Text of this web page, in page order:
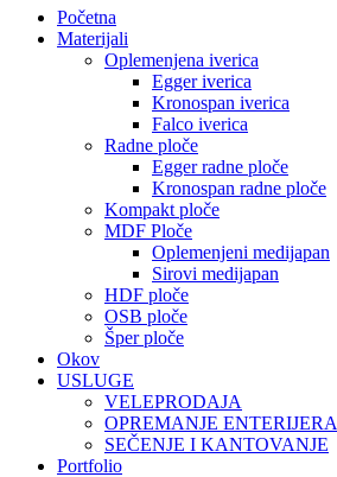
Početna
Materijali
Oplemenjena iverica
Egger iverica
Kronospan iverica
Falco iverica
Radne ploče
Egger radne ploče
Kronospan radne ploče
Kompakt ploče
MDF Ploče
Oplemenjeni medijapan
Sirovi medijapan
HDF ploče
OSB ploče
Šper ploče
Okov
USLUGE
VELEPRODAJA
OPREMANJE ENTERIJERA
SEČENJE I KANTOVANJE
Portfolio